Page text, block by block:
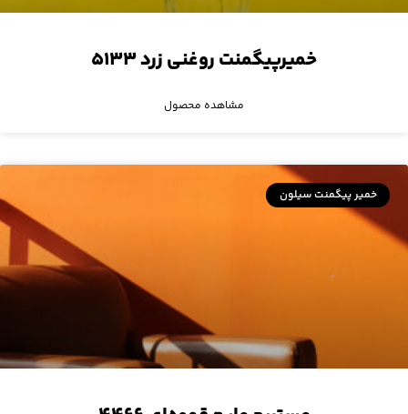
خمیرپیگمنت روغنی زرد ۵۱۳۳
مشاهده محصول
خمیر پیگمنت سیلون